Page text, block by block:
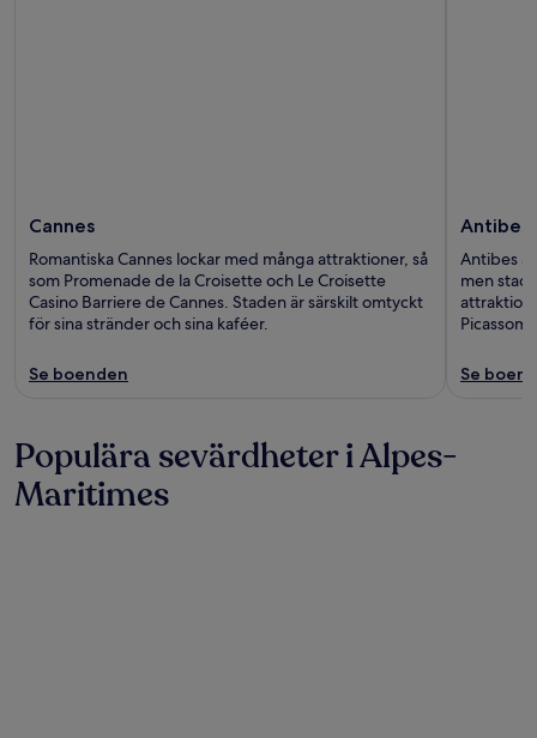
Cannes
Romantiska Cannes lockar med många attraktioner, så
som Promenade de la Croisette och Le Croisette
Casino Barriere de Cannes. Staden är särskilt omtyckt
för sina stränder och sina kaféer.
Se boenden
Antibes
Antibes
men
Se
Populära sevärdheter i Alpes-
Maritimes